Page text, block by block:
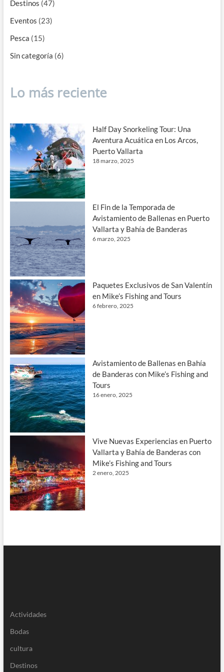
Destinos (47)
Eventos (23)
Pesca (15)
Sin categoría (6)
Lo más reciente
Half Day Snorkeling Tour: Una
Aventura Acuática en Los Arcos,
Puerto Vallarta
18 marzo, 2025
El Fin de la Temporada de
Avistamiento de Ballenas en Puerto
Vallarta y Bahía de Banderas
6 marzo, 2025
Paquetes Exclusivos de San Valentín
en Mike’s Fishing and Tours
6 febrero, 2025
Avistamiento de Ballenas en Bahía
de Banderas con Mike’s Fishing and
Tours
16 enero, 2025
Vive Nuevas Experiencias en Puerto
Vallarta y Bahía de Banderas con
Mike’s Fishing and Tours
2 enero, 2025
Actividades
Bodas
cultura
Destinos